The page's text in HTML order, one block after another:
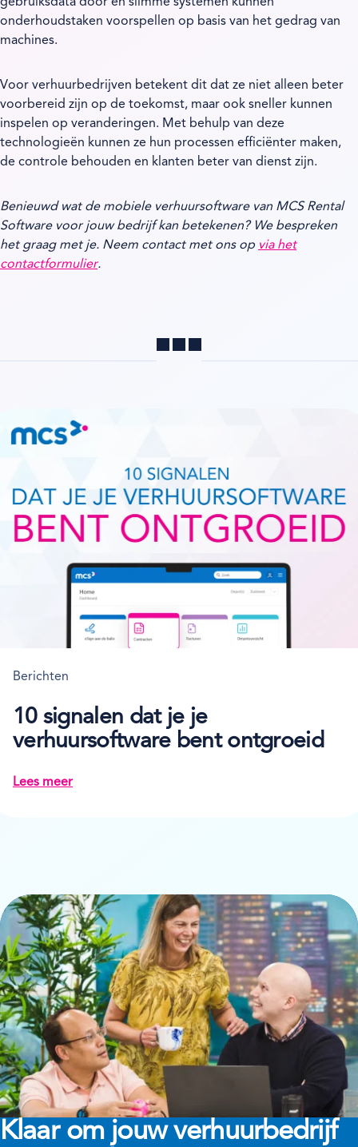
onderhoudstaken voorspellen op basis van het gedrag van
machines.
Voor verhuurbedrijven betekent dit dat ze niet alleen beter
voorbereid zijn op de toekomst, maar ook sneller kunnen
inspelen op veranderingen. Met behulp van deze
technologieën kunnen ze hun processen efficiënter maken,
de controle behouden en klanten beter van dienst zijn.
Benieuwd wat de mobiele verhuursoftware van MCS Rental
Software voor jouw bedrijf kan betekenen? We bespreken
het graag met je. Neem contact met ons op via het
contactformulier.
Berichten
10 signalen dat je je
verhuursoftware bent ontgroeid
Lees meer
Klaar om jouw verhuurbedrijf